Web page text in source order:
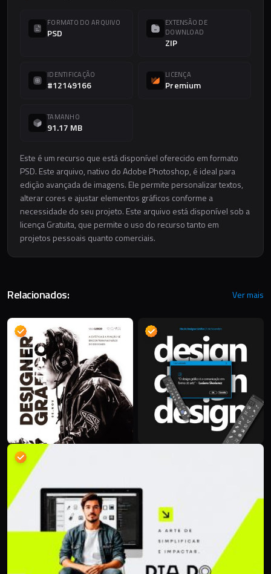
FORMATO DO ARQUIVO
PSD
EXTENSÃO DE
DOWNLOAD
ZIP
IDENTIFICAÇÃO
#12149166
LICENÇA
Premium
TAMANHO
91.17 MB
Este é um recurso que está disponível oferecido em formato
PSD. Este arquivo, nativo do Adobe Photoshop, é ideal para
edição avançada de imagens. Ele permite personalizar textos,
alterar cores e ajustar elementos gráficos conforme a
necessidade do seu projeto. Este arquivo está disponível sob a
licença Gratuita, que permite o uso do recurso tanto em
projetos pessoais quanto comerciais.
Relacionados: Ver mais